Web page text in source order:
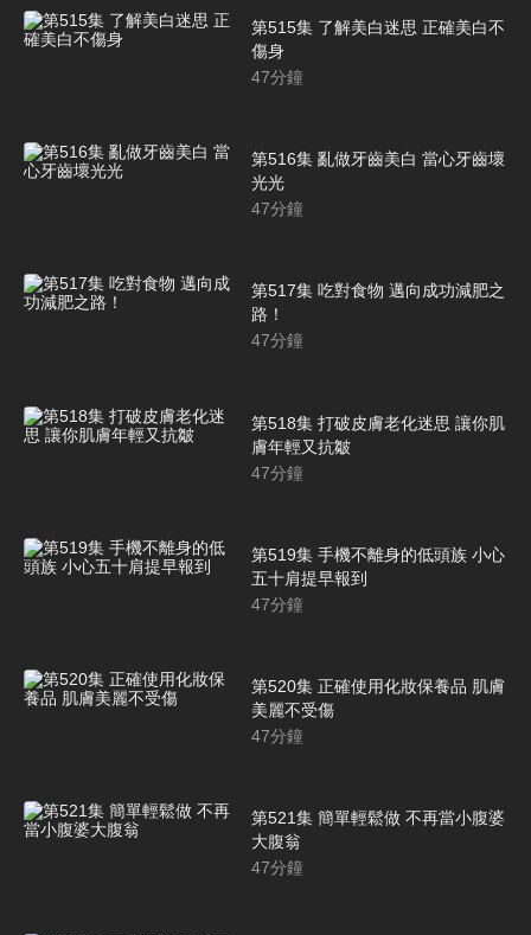
第515集 了解美白迷思 正確美白不
傷身
47分鐘
第516集 亂做牙齒美白 當心牙齒壞
光光
47分鐘
第517集 吃對食物 邁向成功減肥之
路！
47分鐘
第518集 打破皮膚老化迷思 讓你肌
膚年輕又抗皺
47分鐘
第519集 手機不離身的低頭族 小心
五十肩提早報到
47分鐘
第520集 正確使用化妝保養品 肌膚
美麗不受傷
47分鐘
第521集 簡單輕鬆做 不再當小腹婆
大腹翁
47分鐘